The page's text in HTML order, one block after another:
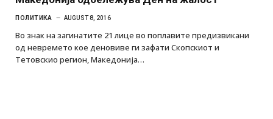
ПОЛИТИКА AUGUST 8, 2016
Во знак на загинатите 21 лице во поплавите предизвикани
од невремето кое деновиве ги зафати Скопскиот и
Тетовскио регион, Македонија…